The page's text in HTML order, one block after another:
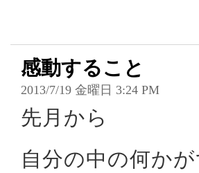
感動すること
2013/7/19 金曜日 3:24 PM
先月から
自分の中の何か